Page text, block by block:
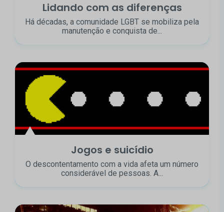
Lidando com as diferenças
Há décadas, a comunidade LGBT se mobiliza pela
manutenção e conquista de...
Jogos e suicídio
O descontentamento com a vida afeta um número
considerável de pessoas. A...